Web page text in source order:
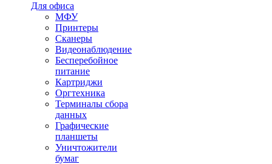
Для офиса
МФУ
Принтеры
Сканеры
Видеонаблюдение
Бесперебойное
питание
Картриджи
Оргтехника
Терминалы сбора
данных
Графические
планшеты
Уничтожители
бумаг